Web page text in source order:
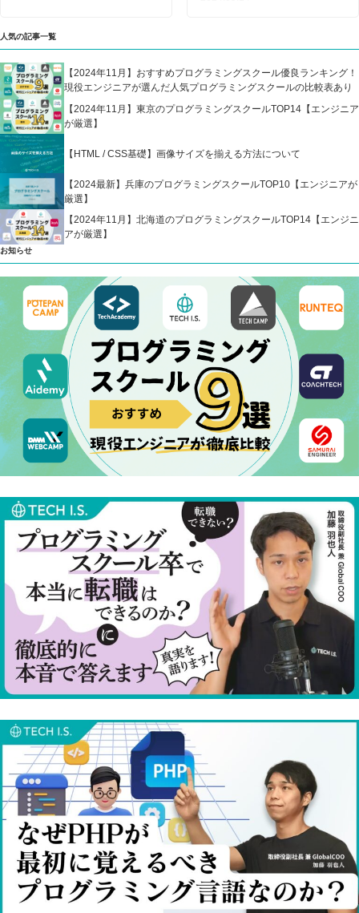
人気の記事一覧
【2024年11月】おすすめプログラミングスクール優良ランキング！
現役エンジニアが選んだ人気プログラミングスクールの比較表あり
【2024年11月】東京のプログラミングスクールTOP14【エンジニア
が厳選】
【HTML / CSS基礎】画像サイズを揃える方法について
【2024最新】兵庫のプログラミングスクールTOP10【エンジニアが
厳選】
【2024年11月】北海道のプログラミングスクールTOP14【エンジニ
アが厳選】
お知らせ